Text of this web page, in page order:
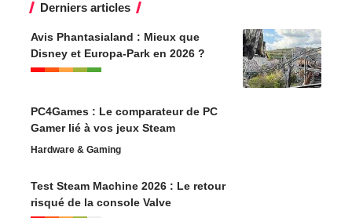
Derniers articles
Avis Phantasialand : Mieux que
Disney et Europa-Park en 2026 ?
PC4Games : Le comparateur de PC
Gamer lié à vos jeux Steam
Hardware & Gaming
Test Steam Machine 2026 : Le retour
risqué de la console Valve